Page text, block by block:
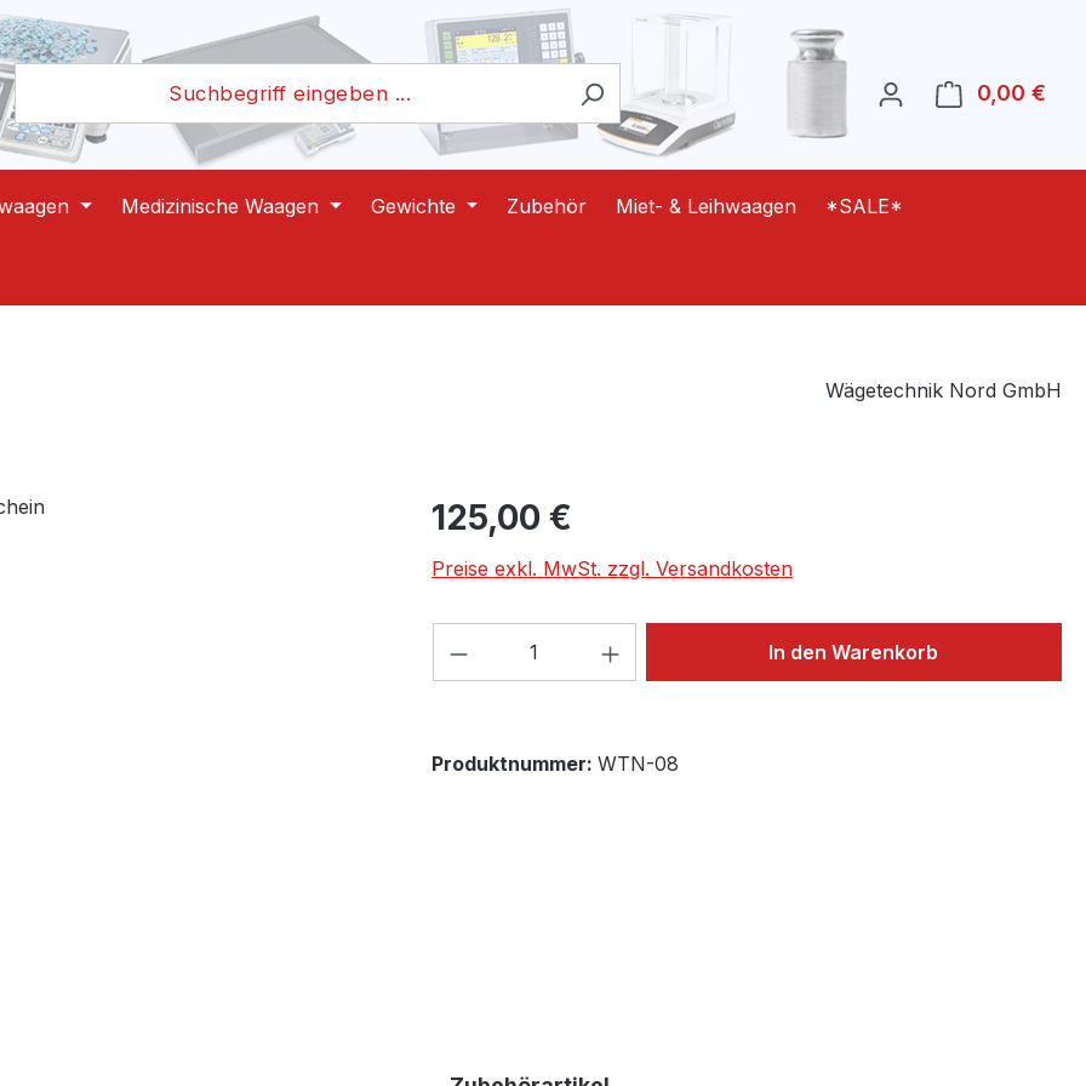
0,00 €
Medizinische Waagen Gewichte Zubehör Miet- & Leihwaagen *SALE*
Wägetechnik Nord GmbH
Regulärer Preis:
125,00 €
Preise exkl. MwSt. zzgl. Versandkosten
Produkt Anzahl: Gib den gewünschten Wert
In den Warenkorb
Produktnummer: WTN-08